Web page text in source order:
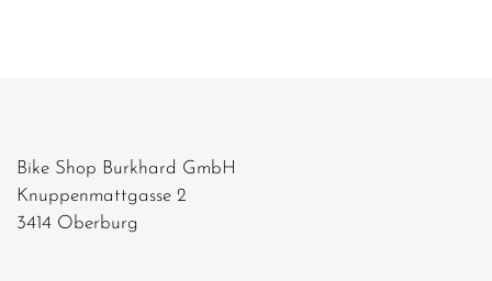
Bike Shop Burkhard GmbH
Knuppenmattgasse 2
3414 Oberburg